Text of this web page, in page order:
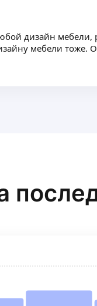
дизайн мебели,
мебели тоже.